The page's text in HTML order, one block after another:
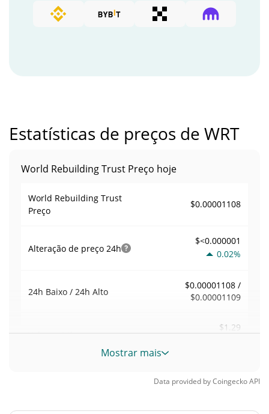
Estatísticas de preços de WRT
World Rebuilding Trust Preço hoje
World Rebuilding Trust
Preço
$0.00001108
Alteração de preço 24h
$<0.000001
0.02%
24h Baixo / 24h Alto
$0.00001108 /
$0.00001109
Volume24h
$1.29
0.00011638251
Mostrar mais
Data provided byCoingeckoAPI